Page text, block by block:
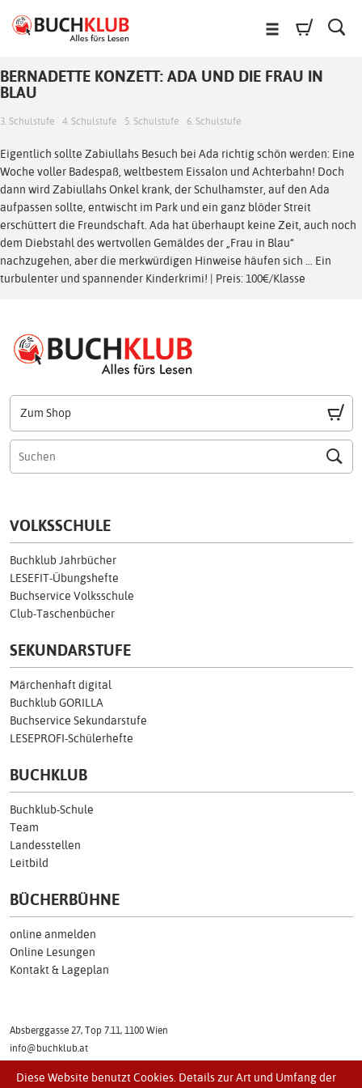
Diese Website benutzt Cookies. Details zur Art und Umfang der
BERNADETTE KONZETT: ADA UND DIE FRAU IN
BLAU
3. Schulstufe 4. Schulstufe 5. Schulstufe 6. Schulstufe
Eigentlich sollte Zabiullahs Besuch bei Ada richtig schön werden: Eine
Woche voller Badespaß, weltbestem Eissalon und Achterbahn! Doch
dann wird Zabiullahs Onkel krank, der Schulhamster, auf den Ada
aufpassen sollte, entwischt im Park und ein ganz blöder Streit
erschüttert die Freundschaft. Ada hat überhaupt keine Zeit, auch noch
dem Diebstahl des wertvollen Gemäldes der „Frau in Blau“
nachzugehen, aber die merkwürdigen Hinweise häufen sich … Ein
turbulenter und spannender Kinderkrimi! | Preis: 100€/Klasse
Zum Shop
VOLKSSCHULE
Buchklub Jahrbücher
LESEFIT-Übungshefte
Buchservice Volksschule
Club-Taschenbücher
SEKUNDARSTUFE
Märchenhaft digital
Buchklub GORILLA
Buchservice Sekundarstufe
LESEPROFI-Schülerhefte
BUCHKLUB
Buchklub-Schule
Team
Landesstellen
Leitbild
BÜCHERBÜHNE
online anmelden
Online Lesungen
Kontakt & Lageplan
Absberggasse 27, Top 7.11, 1100 Wien
info@buchklub.at